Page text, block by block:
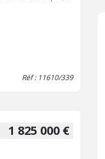
Réf : 11610/339
1 825 000 €